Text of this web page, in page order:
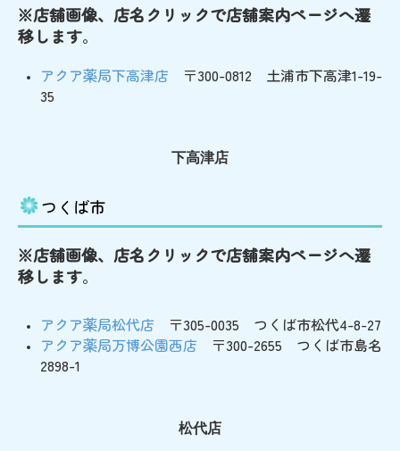
※店舗画像、店名クリックで店舗案内ページへ遷
移します。
アクア薬局下高津店 〒300-0812 土浦市下高津1-19-
35
下高津店
つくば市
※店舗画像、店名クリックで店舗案内ページへ遷
移します。
アクア薬局松代店 〒305-0035 つくば市松代4-8-27
アクア薬局万博公園西店 〒300-2655 つくば市島名
2898-1
松代店